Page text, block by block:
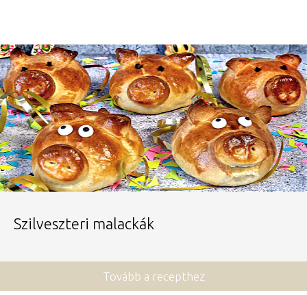
Szilveszteri malackák
Tovább a recepthez